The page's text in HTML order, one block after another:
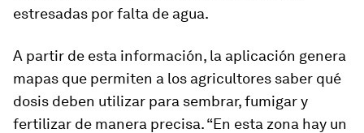
estresadas por falta de agua.
A partir de esta información, la aplicación genera
mapas que permiten a los agricultores saber qué
dosis deben utilizar para sembrar, fumigar y
fertilizar de manera precisa. “En esta zona hay un